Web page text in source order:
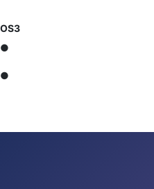
OS3
●
●